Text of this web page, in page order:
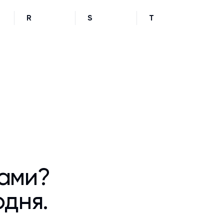
R S T